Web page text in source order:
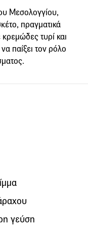
γεύση
Μεσολογγίου,
πραγματικά
τυρί και
παίξει τον ρόλο